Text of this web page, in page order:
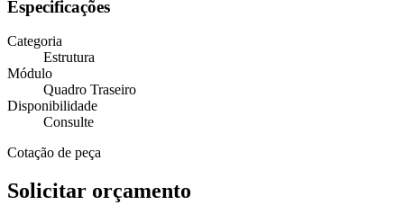
Especificações
Categoria
Estrutura
Módulo
Quadro Traseiro
Disponibilidade
Consulte
Cotação de peça
Solicitar orçamento